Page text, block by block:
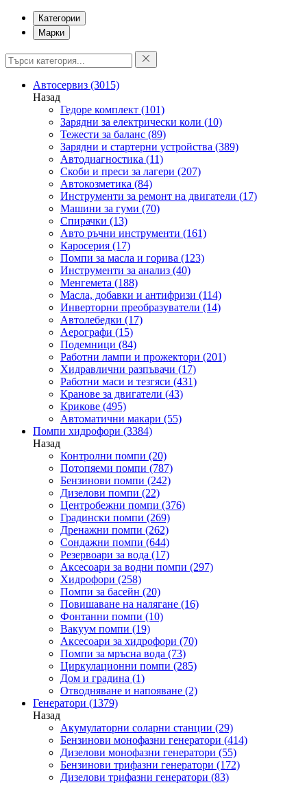
Категории
Марки
Автосервиз (3015)
Назад
Гедоре комплект (101)
Зарядни за електрически коли (10)
Тежести за баланс (89)
Зарядни и стартерни устройства (389)
Автодиагностика (11)
Скоби и преси за лагери (207)
Автокозметика (84)
Инструменти за ремонт на двигатели (17)
Машини за гуми (70)
Спирачки (13)
Авто ръчни инструменти (161)
Каросерия (17)
Помпи за масла и горива (123)
Инструменти за анализ (40)
Менгемета (188)
Масла, добавки и антифризи (114)
Инверторни преобразуватели (14)
Автолебедки (17)
Аерографи (15)
Подемници (84)
Работни лампи и прожектори (201)
Хидравлични разпъвачи (17)
Работни маси и тезгяси (431)
Кранове за двигатели (43)
Крикове (495)
Автоматични макари (55)
Помпи хидрофори (3384)
Назад
Контролни помпи (20)
Потопяеми помпи (787)
Бензинови помпи (242)
Дизелови помпи (22)
Центробежни помпи (376)
Градински помпи (269)
Дренажни помпи (262)
Сондажни помпи (644)
Резервоари за вода (17)
Аксесоари за водни помпи (297)
Хидрофори (258)
Помпи за басейн (20)
Повишаване на налягане (16)
Фонтанни помпи (10)
Вакуум помпи (19)
Аксесоари за хидрофори (70)
Помпи за мръсна вода (73)
Циркулационни помпи (285)
Дом и градина (1)
Отводняване и напояване (2)
Генератори (1379)
Назад
Акумулаторни соларни станции (29)
Бензинови монофазни генератори (414)
Дизелови монофазни генератори (55)
Бензинови трифазни генератори (172)
Дизелови трифазни генератори (83)